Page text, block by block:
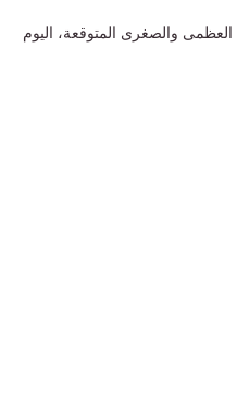
والصغرى المتوقعة، اليوم